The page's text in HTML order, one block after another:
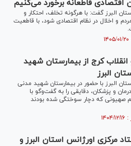
اقتصادی قاطعانه برخورد می‌کنیم
البرز گفت: با هرگونه تخلف، احتکار و
و اخلال در نظام اقتصادی شود، با قاطعیت
کرج از بیمارستان شهید
البرز
البرز با حضور در بیمارستان شهید مدنی
و پزشکان، دقایقی را به گفت‌و‌گو با
صهیونی که دچار سوختگی شده بودند
مرکزی اورژانس استان البرز و